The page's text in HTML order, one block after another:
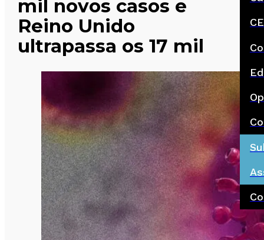
mil novos casos e
Reino Unido
ultrapassa os 17 mil